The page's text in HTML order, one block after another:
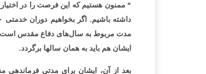
* ممنون هستیم که این فرصت را در
ایشان هم باید به همان سال­ها برگردد.